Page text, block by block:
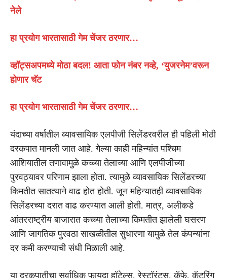
नेले
हा प्रयोग भारतासाठी गेम चेंजर ठरणार…
व्हॉट्सअपमध्ये मोठा बदल! आता फोन नंबर नव्हे, ‘युजरनेम’वरून
होणार चॅट
हा प्रयोग भारतासाठी गेम चेंजर ठरणार…
यंदाच्या वर्षातील व्यावसायिक एलपीजी सिलेंडरवरील ही पहिली मोठी
दरकपात मानली जात आहे. गेल्या काही महिन्यांत पश्चिम
आशियातील तणावामुळे कच्च्या तेलाच्या आणि एलपीजीच्या
पुरवठ्यावर परिणाम झाला होता. त्यामुळे व्यावसायिक सिलेंडरच्या
किमतीत सातत्याने वाढ होत होती. जून महिन्यातही व्यावसायिक
सिलेंडरच्या दरात वाढ करण्यात आली होती. मात्र, अलीकडे
आंतरराष्ट्रीय बाजारात कच्च्या तेलाच्या किमतीत झालेली घसरण
आणि जागतिक पुरवठा साखळीतील सुधारणा यामुळे तेल कंपन्यांना
दर कमी करण्याची संधी मिळाली आहे.
या दरकपातीचा सर्वाधिक फायदा हॉटेल्स, रेस्टॉरंट्स, कॅफे, कॅटरिंग